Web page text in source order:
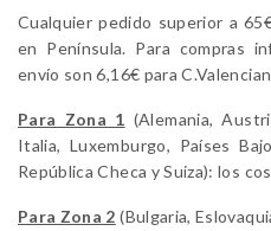
Cualquier pedido superior a
en Península. Para compras
envío son 6,16€ para
Para Zona 1 (Alemania,
Italia, Luxemburgo, Países
República Checa y Suiza): los
Para Zona 2 (Bulgaria,